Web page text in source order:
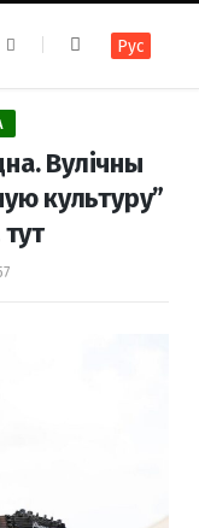
t
a
r
a
m
Рус
Вулічны
культуру”